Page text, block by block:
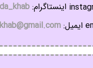
اینستاگرام:
ایمیل: